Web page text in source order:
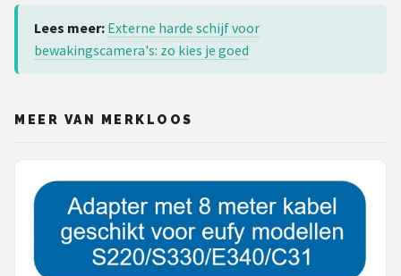
Lees meer: Externe harde schijf voor
bewakingscamera's: zo kies je goed
MEER VAN MERKLOOS